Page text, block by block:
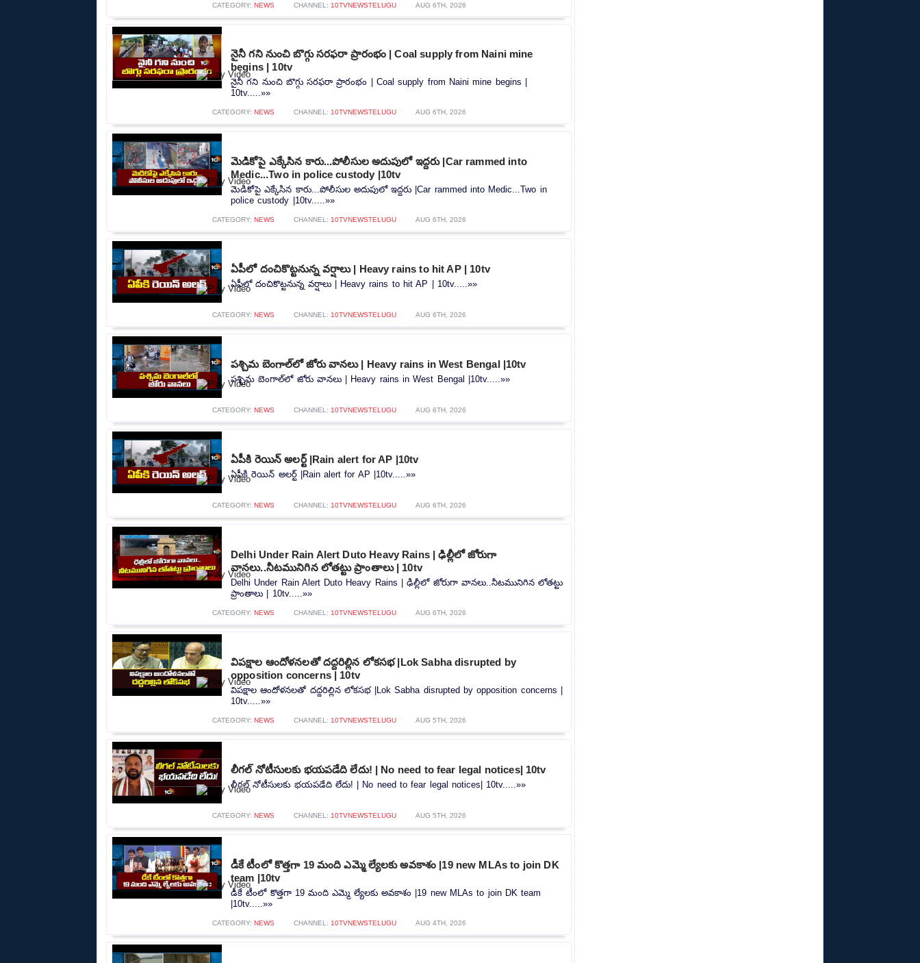
CATEGORY: NEWS CHANNEL: 10TVNEWSTELUGU AUG 6TH, 2026
నైనీ గని నుంచి బొగ్గు సరఫరా ప్రారంభం | Coal supply from Naini mine
begins | 10tv
నైనీ గని నుంచి బొగ్గు సరఫరా ప్రారంభం | Coal supply from Naini mine begins |
10tv.....»»
CATEGORY: NEWS CHANNEL: 10TVNEWSTELUGU AUG 6TH, 2026
మెడికోపై ఎక్కేసిన కారు...పోలీసుల అదుపులో ఇద్దరు |Car rammed into
Medic...Two in police custody |10tv
మెడికోపై ఎక్కేసిన కారు...పోలీసుల అదుపులో ఇద్దరు |Car rammed into Medic...Two in
police custody |10tv.....»»
CATEGORY: NEWS CHANNEL: 10TVNEWSTELUGU AUG 6TH, 2026
ఏపీలో దంచికొట్టనున్న వర్షాలు | Heavy rains to hit AP | 10tv
ఏపీలో దంచికొట్టనున్న వర్షాలు | Heavy rains to hit AP | 10tv.....»»
CATEGORY: NEWS CHANNEL: 10TVNEWSTELUGU AUG 6TH, 2026
పశ్చిమ బెంగాల్‌లో జోరు వానలు | Heavy rains in West Bengal |10tv
పశ్చిమ బెంగాల్‌లో జోరు వానలు | Heavy rains in West Bengal |10tv.....»»
CATEGORY: NEWS CHANNEL: 10TVNEWSTELUGU AUG 6TH, 2026
ఏపీకి రెయిన్ అలర్ట్ |Rain alert for AP |10tv
ఏపీకి రెయిన్ అలర్ట్ |Rain alert for AP |10tv.....»»
CATEGORY: NEWS CHANNEL: 10TVNEWSTELUGU AUG 6TH, 2026
Delhi Under Rain Alert Duto Heavy Rains | ఢిల్లీలో జోరుగా
వానలు..నీటమునిగిన లోతట్టు ప్రాంతాలు | 10tv
Delhi Under Rain Alert Duto Heavy Rains | ఢిల్లీలో జోరుగా వానలు..నీటమునిగిన లోతట్టు
ప్రాంతాలు | 10tv.....»»
CATEGORY: NEWS CHANNEL: 10TVNEWSTELUGU AUG 6TH, 2026
విపక్షాల ఆందోళనలతో దద్దరిల్లిన లోకసభ |Lok Sabha disrupted by
opposition concerns | 10tv
విపక్షాల ఆందోళనలతో దద్దరిల్లిన లోకసభ |Lok Sabha disrupted by opposition concerns |
10tv.....»»
CATEGORY: NEWS CHANNEL: 10TVNEWSTELUGU AUG 5TH, 2026
లీగల్ నోటీసులకు భయపడేది లేదు! | No need to fear legal notices| 10tv
లీగల్ నోటీసులకు భయపడేది లేదు! | No need to fear legal notices| 10tv.....»»
CATEGORY: NEWS CHANNEL: 10TVNEWSTELUGU AUG 5TH, 2026
డీకే టీంలో కొత్తగా 19 మంది ఎమ్మె ల్యేలకు అవకాశం |19 new MLAs to join DK
team |10tv
డీకే టీంలో కొత్తగా 19 మంది ఎమ్మె ల్యేలకు అవకాశం |19 new MLAs to join DK team
|10tv.....»»
CATEGORY: NEWS CHANNEL: 10TVNEWSTELUGU AUG 4TH, 2026